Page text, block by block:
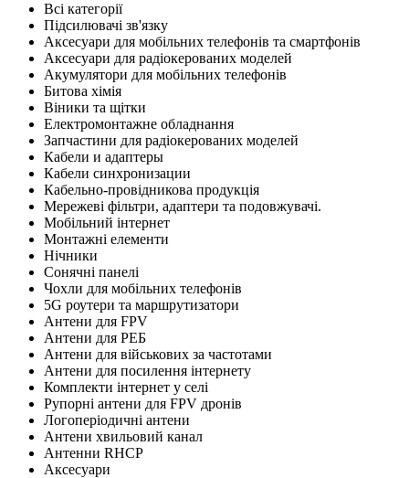
Всі категорії
Підсилювачі зв'язку
Аксесуари для мобільних телефонів та смартфонів
Аксесуари для радіокерованих моделей
Акумулятори для мобільних телефонів
Битова хімія
Віники та щітки
Електромонтажне обладнання
Запчастини для радіокерованих моделей
Кабели и адаптеры
Кабели синхронизации
Кабельно-провідникова продукція
Мережеві фільтри, адаптери та подовжувачі.
Мобільний інтернет
Монтажні елементи
Нічники
Сонячні панелі
Чохли для мобільних телефонів
5G роутери та маршрутизатори
Антени для FPV
Антени для РЕБ
Антени для військових за частотами
Антени для посилення інтернету
Комплекти інтернет у селі
Рупорні антени для FPV дронів
Логоперіодичні антени
Антени хвильовий канал
Антенни RHCP
Аксесуари